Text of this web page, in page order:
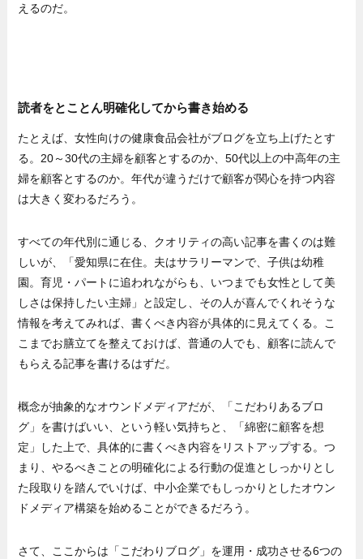
えるのだ。
読者をとことん明確化してから書き始める
たとえば、女性向けの健康食品会社がブログを立ち上げたとす
る。20～30代の主婦を顧客とするのか、50代以上の中高年の主
婦を顧客とするのか。年代が違うだけで顧客が関心を持つ内容
は大きく変わるだろう。
すべての年代別に通じる、クオリティの高い記事を書くのは難
しいが、「愛知県に在住。夫はサラリーマンで、子供は幼稚
園。育児・パートに追われながらも、いつまでも女性として美
しさは保持したい主婦」と設定し、その人が喜んでくれそうな
情報を考えてみれば、書くべき内容が具体的に見えてくる。こ
こまでお膳立てを整えておけば、普通の人でも、顧客に読んで
もらえる記事を書けるはずだ。
概念が抽象的なオウンドメディアだが、「こだわりあるブロ
グ」を書けばいい、という軽い気持ちと、「綿密に顧客を想
定」した上で、具体的に書くべき内容をリストアップする。つ
まり、やるべきことの明確化による行動の促進としっかりとし
た段取りを踏んでいけば、中小企業でもしっかりとしたオウン
ドメディア構築を始めることができるだろう。
さて、ここからは「こだわりブログ」を運用・成功させる6つの